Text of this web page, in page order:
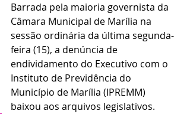
Barrada pela maioria governista da
Câmara Municipal de Marília na
sessão ordinária da última segunda-
feira (15), a denúncia de
endividamento do Executivo com o
Instituto de Previdência do
Município de Marília (IPREMM)
baixou aos arquivos legislativos.